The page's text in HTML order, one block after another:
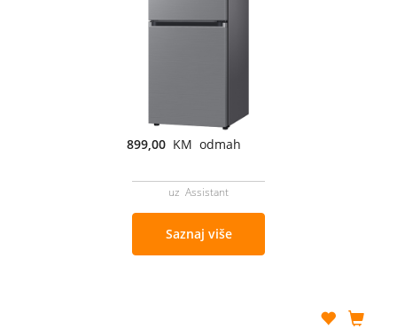
899,00 KM odmah
uz Assistant
Saznaj više